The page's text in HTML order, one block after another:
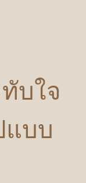
บใจ
แบบ